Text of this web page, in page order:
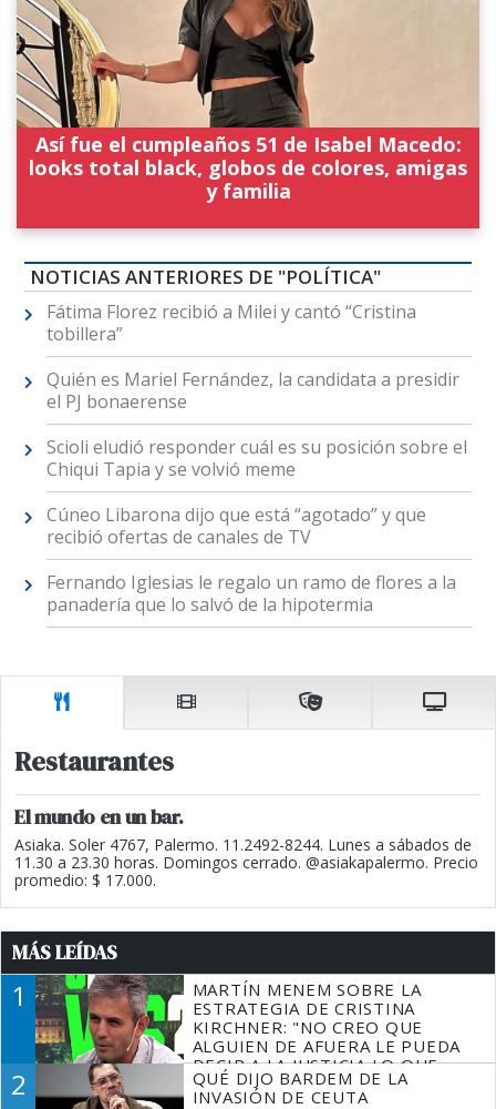
Así fue el cumpleaños 51 de Isabel Macedo:
looks total black, globos de colores, amigas
y familia
NOTICIAS ANTERIORES DE "POLÍTICA"
Fátima Florez recibió a Milei y cantó “Cristina
tobillera”
Quién es Mariel Fernández, la candidata a presidir
el PJ bonaerense
Scioli eludió responder cuál es su posición sobre el
Chiqui Tapia y se volvió meme
Cúneo Libarona dijo que está “agotado” y que
recibió ofertas de canales de TV
Fernando Iglesias le regalo un ramo de flores a la
panadería que lo salvó de la hipotermia
Restaurantes
El mundo en un bar.
Asiaka. Soler 4767, Palermo. 11.2492-8244. Lunes a sábados de
11.30 a 23.30 horas. Domingos cerrado. @asiakapalermo. Precio
promedio: $ 17.000.
MÁS LEÍDAS
1
MARTÍN MENEM SOBRE LA
ESTRATEGIA DE CRISTINA
KIRCHNER: "NO CREO QUE
ALGUIEN DE AFUERA LE PUEDA
DECIR A LA JUSTICIA LO QUE
TIENE QUE HACER"
2
QUÉ DIJO BARDEM DE LA
INVASIÓN DE CEUTA